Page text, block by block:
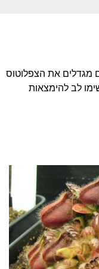
מגדלים את הצפלוטוס
לב להימצאות